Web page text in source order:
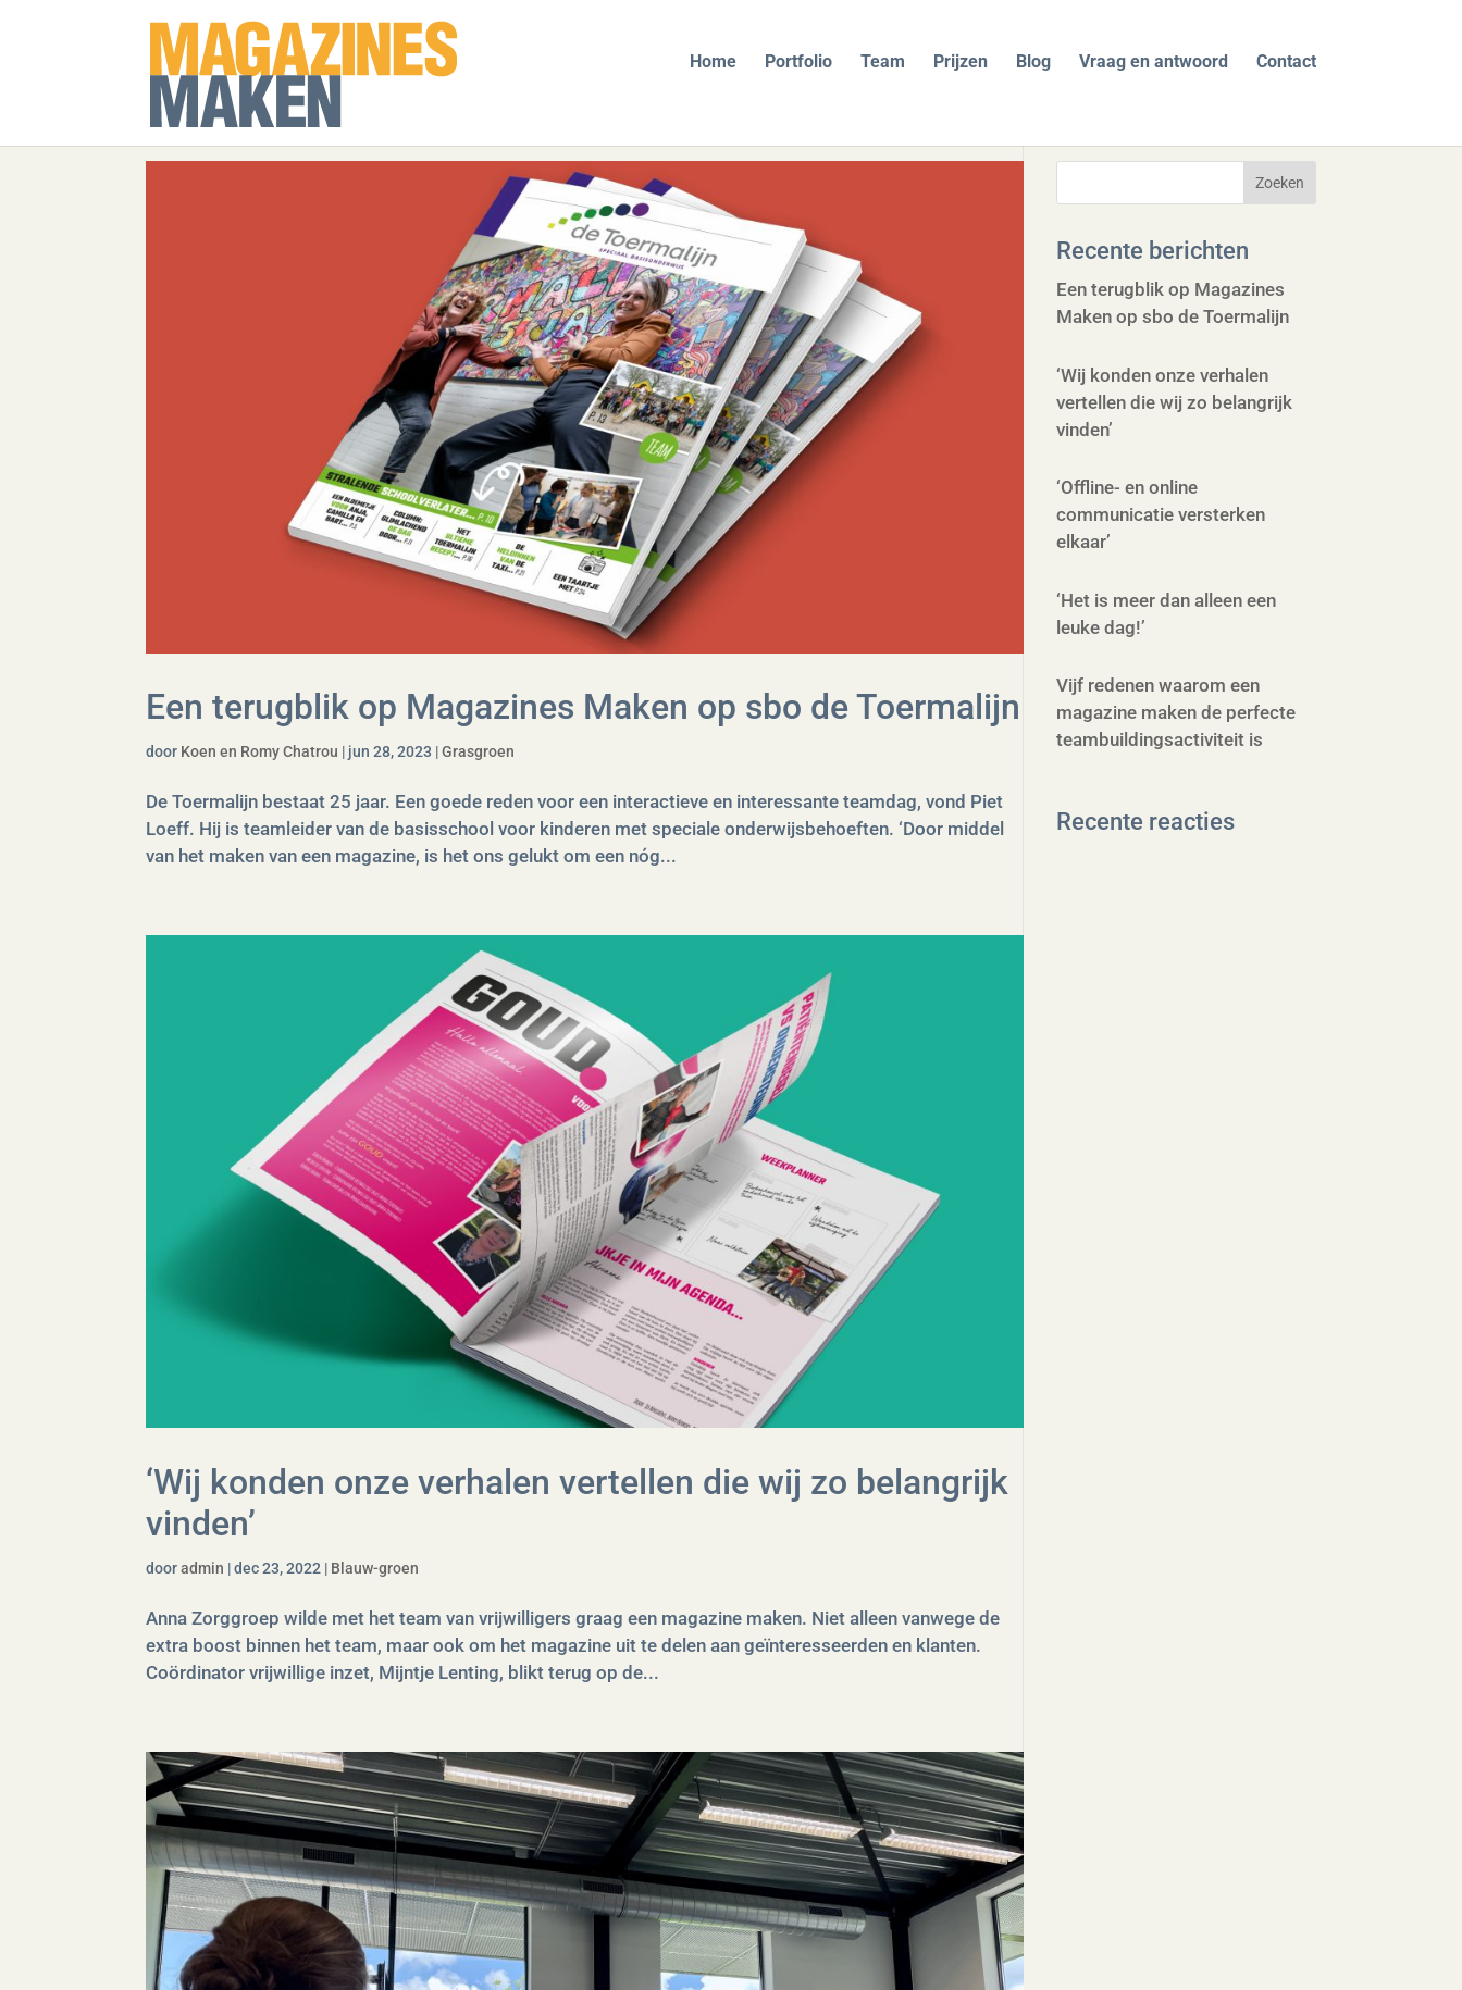
Home Portfolio Team Prijzen Blog Vraag en antwoord Contact
Een terugblik op Magazines Maken op sbo de Toermalijn
door Koen en Romy Chatrou | jun 28, 2023 |Grasgroen
De Toermalijn bestaat 25 jaar. Een goede reden voor een interactieve en interessante teamdag, vond Piet
Loeff. Hij is teamleider van de basisschool voor kinderen met speciale onderwijsbehoeften. ‘Door middel
van het maken van een magazine, is het ons gelukt om een nóg...
‘Wij konden onze verhalen vertellen die wij zo belangrijk
vinden’
dooradmin |dec 23, 2022 | Blauw-groen
Anna Zorggroep wilde met het team van vrijwilligers graag een magazine maken. Niet alleen vanwege de
extra boost binnen het team, maar ook om het magazine uit te delen aan geïnteresseerden en klanten.
Coördinator vrijwillige inzet, Mijntje Lenting, blikt terug op de...
Recente berichten
Een terugblik op Magazines
Maken op sbo de Toermalijn
‘Wij konden onze verhalen
vertellen die wij zo belangrijk
vinden’
‘Offline- en online
communicatie versterken
elkaar’
‘Het is meer dan alleen een
leuke dag!’
Vijf redenen waarom een
magazine maken de perfecte
teambuildingsactiviteit is
Recente reacties